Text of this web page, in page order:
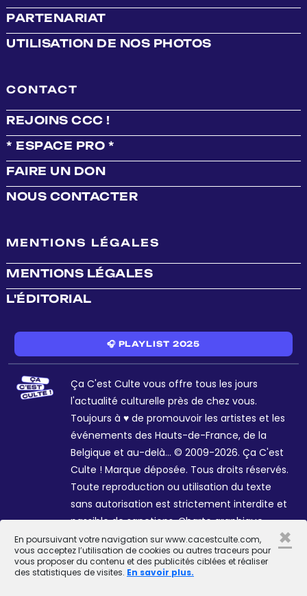
En poursuivant votre navigation sur www.cacestculte.com,
vous acceptez l’utilisation de cookies ou autres traceurs pour
vous proposer du contenu et des publicités ciblées et réaliser
des statistiques de visites. En savoir plus.
×
PARTENARIAT
UTILISATION DE NOS PHOTOS
CONTACT
REJOINS CCC !
* ESPACE PRO *
FAIRE UN DON
NOUS CONTACTER
MENTIONS LÉGALES
MENTIONS LÉGALES
L'ÉDITORIAL
🎧 PLAYLIST 2025
Ça C'est Culte vous offre tous les jours
l'actualité culturelle près de chez vous.
Toujours à ♥ de promouvoir les artistes et les
événements des Hauts-de-France, de la
Belgique et au-delà... © 2009-2026. Ça C'est
Culte ! Marque déposée. Tous droits réservés.
Toute reproduction ou utilisation du texte
sans autorisation est strictement interdite et
passible de sanctions. Charte graphique
Sophie R. et Céline Galant.